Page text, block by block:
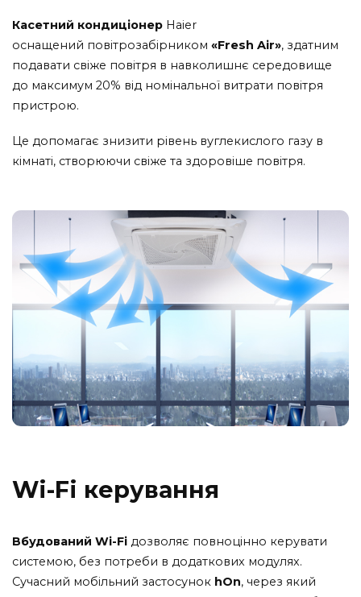
Касетний кондиціонер Haier
оснащений повітрозабірником «Fresh Air», здатним
подавати свіже повітря в навколишнє середовище
до максимум 20% від номінальної витрати повітря
пристрою.
Це допомагає знизити рівень вуглекислого газу в
кімнаті, створюючи свіже та здоровіше повітря.
Wi-Fi керування
Вбудований Wi-Fi дозволяє повноцінно керувати
системою, без потреби в додаткових модулях.
Сучасний мобільний застосунок hOn, через який